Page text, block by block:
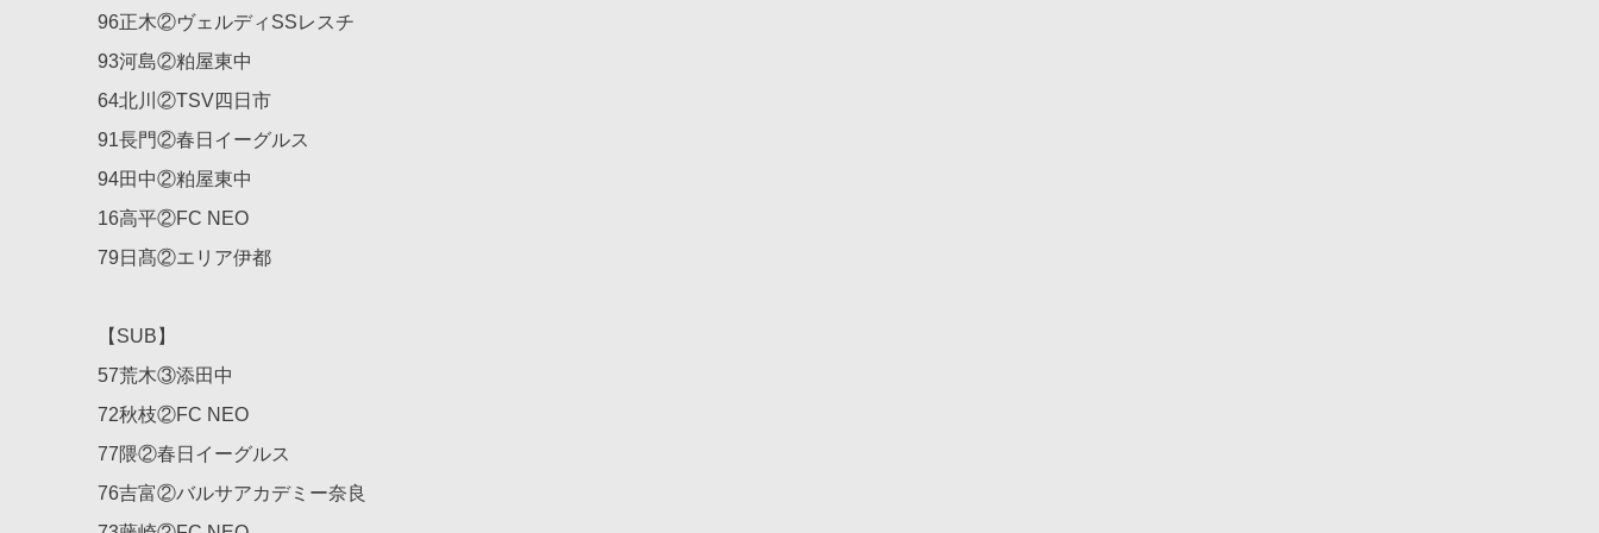
96正木②ヴェルディSSレスチ
93河島②粕屋東中
64北川②TSV四日市
91長門②春日イーグルス
94田中②粕屋東中
16高平②FC NEO
79日髙②エリア伊都
【SUB】
57荒木③添田中
72秋枝②FC NEO
77隈②春日イーグルス
76吉富②バルサアカデミー奈良